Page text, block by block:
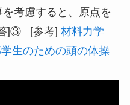
考慮すると、原点を
答]③ [参考] 材料力学
生のための頭の体操